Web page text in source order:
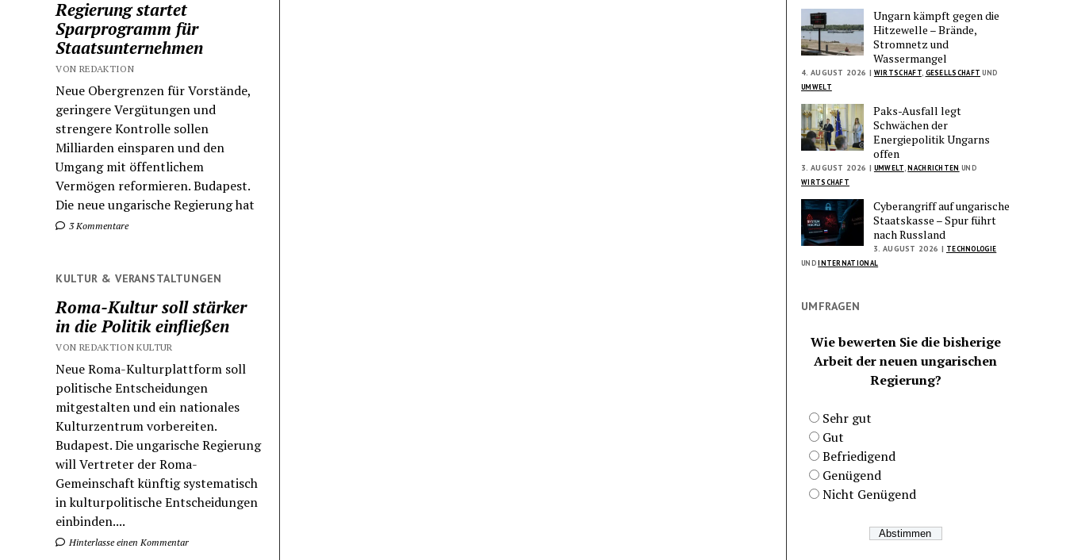
Regierung startet
Sparprogramm für
Staatsunternehmen
VON REDAKTION
Neue Obergrenzen für Vorstände,
geringere Vergütungen und
strengere Kontrolle sollen
Milliarden einsparen und den
Umgang mit öffentlichem
Vermögen reformieren. Budapest.
Die neue ungarische Regierung hat
3 Kommentare
KULTUR & VERANSTALTUNGEN
Roma-Kultur soll stärker
in die Politik einfließen
VON REDAKTION KULTUR
Neue Roma-Kulturplattform soll
politische Entscheidungen
mitgestalten und ein nationales
Kulturzentrum vorbereiten.
Budapest. Die ungarische Regierung
will Vertreter der Roma-
Gemeinschaft künftig systematisch
in kulturpolitische Entscheidungen
einbinden....
Hinterlasse einen Kommentar
Ungarn kämpft gegen die
Hitzewelle – Brände,
Stromnetz und
Wassermangel
4. AUGUST 2026 | WIRTSCHAFT, GESELLSCHAFT UND
UMWELT
Paks-Ausfall legt
Schwächen der
Energiepolitik Ungarns
offen
3. AUGUST 2026 | UMWELT ,NACHRICHTEN UND
WIRTSCHAFT
Cyberangriff auf ungarische
Staatskasse – Spur führt
nach Russland
3. AUGUST 2026 | TECHNOLOGIE
UNDINTERNATIONAL
UMFRAGEN
Wie bewerten Sie die bisherige
Arbeit der neuen ungarischen
Regierung?
Sehr gut
Gut
Befriedigend
Genügend
Nicht Genügend